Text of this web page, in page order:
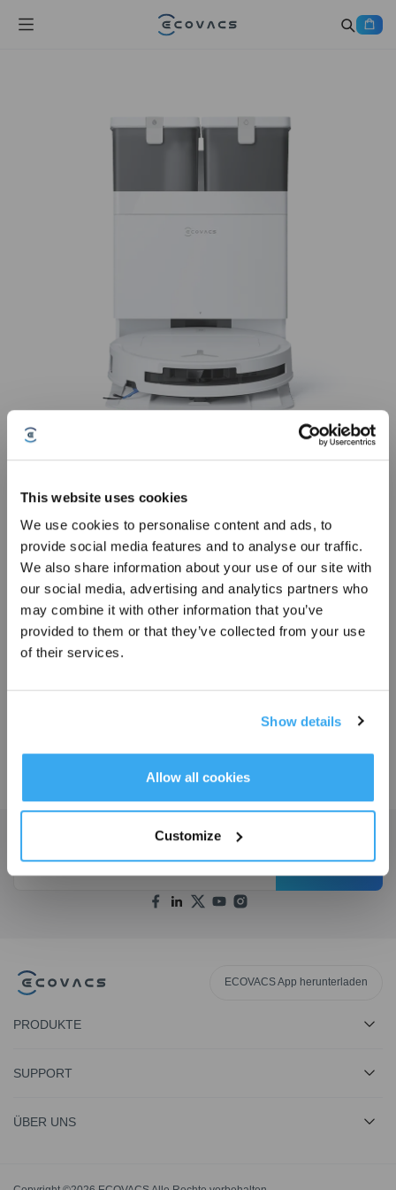
This website uses cookies
We use cookies to personalise content and ads, to
provide social media features and to analyse our traffic.
We also share information about your use of our site with
our social media, advertising and analytics partners who
may combine it with other information that you’ve
provided to them or that they’ve collected from your use
of their services.
Show details
Allow all cookies
Customize
DEEBOT T50 OMNI GEN3 WEISS
25000Pa, ZeroTangle 3.0,Ultradünner DEEBOT 81 mm
Abonnieren Sie unseren Newsletter und seien Sie als Erster über
Angebote, neue Produkte und mehr informiert!
ABONNIEREN
Holen Sie sich die neuesten Nachrichten von ECOVACS
EINREICHEN
ECOVACS App herunterladen
PRODUKTE
SUPPORT
ÜBER UNS
* Registrieren und Belohnungen sichern
€ auf ihre erste Bestellung zu erhalten, wenn die Zahlung 1000 € überschreitet.